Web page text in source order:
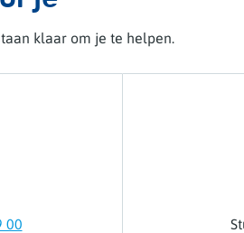
klaar om je te helpen.
00